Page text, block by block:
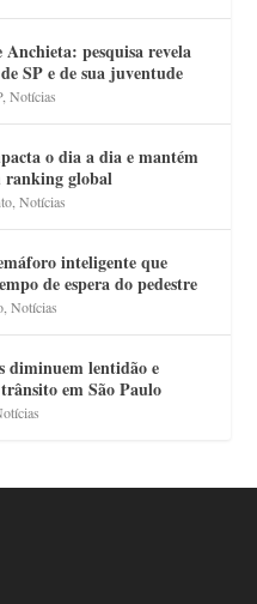
pesquisa revela
SP e de sua juventude
,Notícias
o dia a dia e mantém
ranking global
,Notícias
inteligente que
de espera do pedestre
,Notícias
diminuem lentidão e
em São Paulo